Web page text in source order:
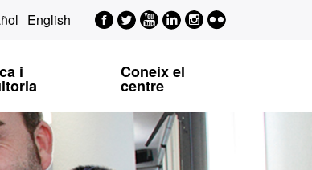
English Facebook
EPSI
Twitter
EPSI
Youtube
EPSI
LinkedIn
EPSI
Instagram
EPSI
Flickr
i Coneix el
centre